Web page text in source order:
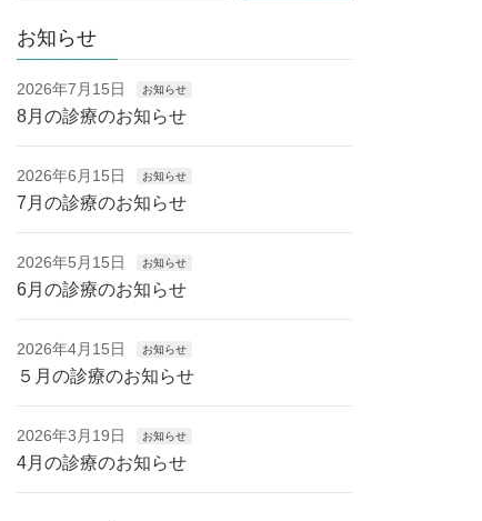
お知らせ
2026年7月15日 お知らせ
8月の診療のお知らせ
2026年6月15日 お知らせ
7月の診療のお知らせ
2026年5月15日 お知らせ
6月の診療のお知らせ
2026年4月15日 お知らせ
５月の診療のお知らせ
2026年3月19日 お知らせ
4月の診療のお知らせ